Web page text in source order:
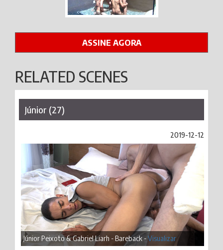
ASSINE AGORA
RELATED SCENES
Júnior (27)
2019-12-12
Júnior Peixoto & Gabriel Liarh - Bareback -Visualizar